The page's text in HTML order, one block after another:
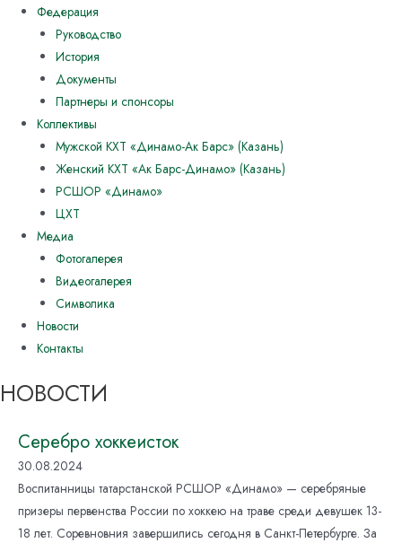
Федерация
Руководство
История
Документы
Партнеры и спонсоры
Коллективы
Мужской КХТ «Динамо-Ак Барс» (Казань)
Женский КХТ «Ак Барс-Динамо» (Казань)
РСШОР «Динамо»
ЦХТ
Медиа
Фотогалерея
Видеогалерея
Символика
Новости
Контакты
НОВОСТИ
Серебро хоккеисток
30.08.2024
Воспитанницы татарстанской РСШОР «Динамо» — серебряные
призеры первенства России по хоккею на траве среди девушек 13-
18 лет. Соревновния завершились сегодня в Санкт-Петербурге. За